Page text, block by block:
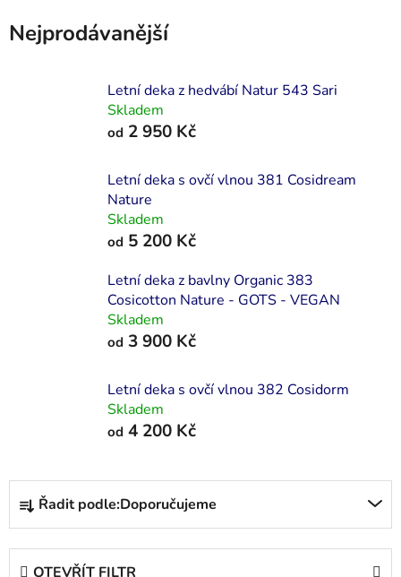
Nejprodávanější
Letní deka z hedvábí Natur 543 Sari
Skladem
od 2 950 Kč
Letní deka s ovčí vlnou 381 Cosidream
Nature
Skladem
od 5 200 Kč
Letní deka z bavlny Organic 383
Cosicotton Nature - GOTS - VEGAN
Skladem
od 3 900 Kč
Letní deka s ovčí vlnou 382 Cosidorm
Skladem
od 4 200 Kč
Ř
z
Řadit podle:Doporučujeme
OTEVŘÍT FILTR